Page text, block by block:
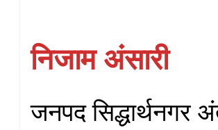
निजाम अंसारी
जनपद सिद्धार्थनगर